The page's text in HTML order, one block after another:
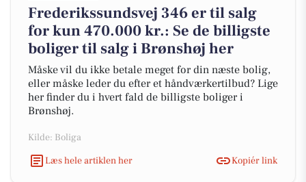
Frederikssundsvej 346 er til salg
for kun 470.000 kr.: Se de billigste
boliger til salg i Brønshøj her
Måske vil du ikke betale meget for din næste bolig,
eller måske leder du efter et håndværkertilbud? Lige
her finder du i hvert fald de billigste boliger i
Brønshøj.
Kilde: Boliga
Læs hele artiklen her
Kopiér link